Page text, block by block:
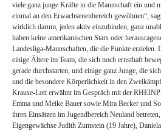
viele ganz junge Kräfte in die Mannschaft ein und
einmal an den Erwachsenenbereich gewöhnen“,
wirklich darum, jeden aktiv einzubinden, ganz
haben keine amerikanischen Stars oder
Landesliga-Mannschaften, die die Punkte erzielen.
einige Ältere im Team, die sich noch ernsthaft
gerade durchstarten, und einige ganz Junge, die
und die besondere Körperlichkeit in den
Krause-Lott erwähnt im Gespräch mit der
Emma und Meike Bauer sowie Mira Becker und
ihren Einsätzen im Jugendbereich Neuland
Eigengewächse Judith Zumstein (19 Jahre),